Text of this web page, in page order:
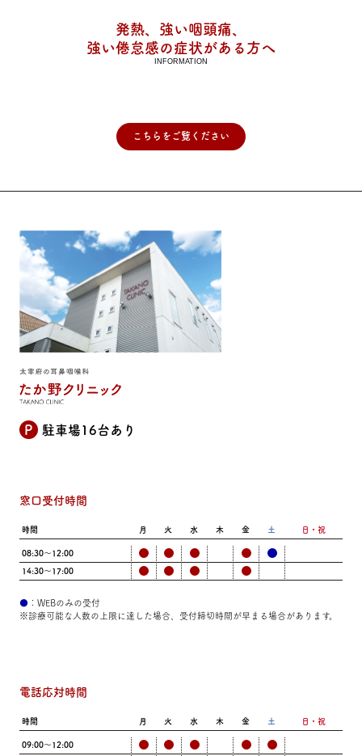
発熱、強い咽頭痛、
強い倦怠感の症状がある方へ
INFORMATION
こちらをご覧ください
P 駐車場16台あり
窓口受付時間
時間 月 火 水 木 金 土 日・祝
08:30～12:00
14:30～17:00
●：WEBのみの受付
※診療可能な人数の上限に達した場合、受付締切時間が早まる場合があります。
電話応対時間
時間 月 火 水 木 金 土 日・祝
09:00～12:00